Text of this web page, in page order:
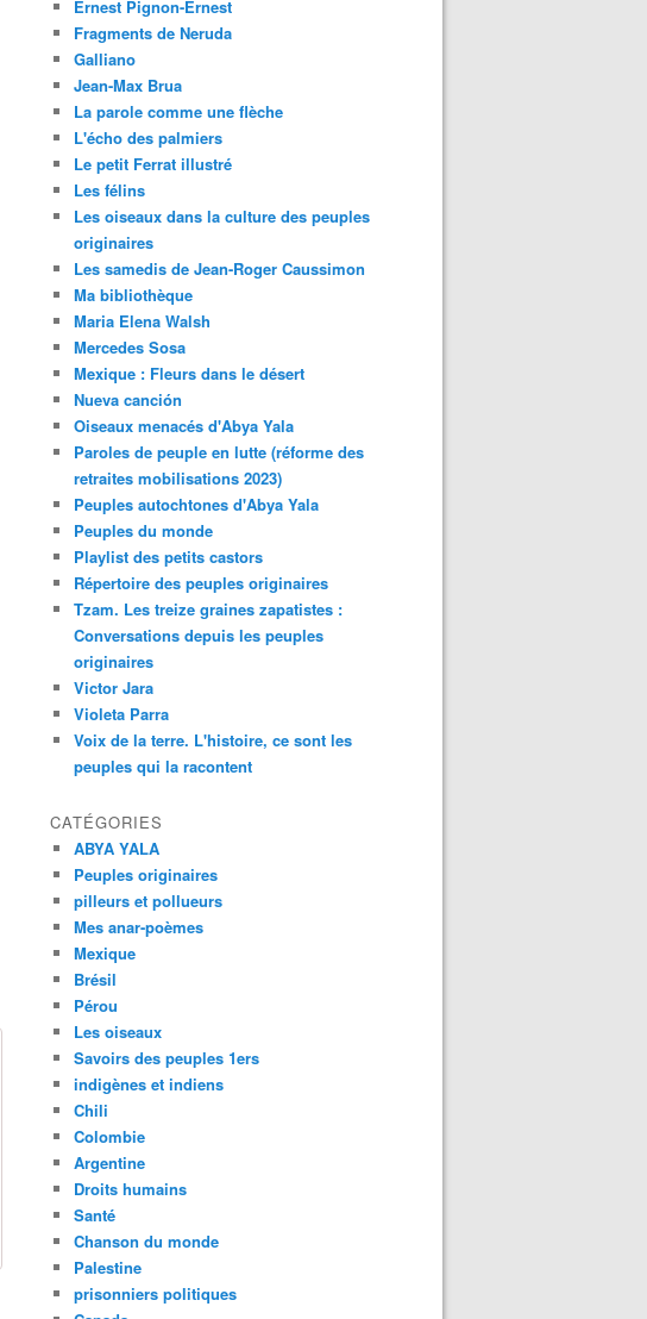
Ernest Pignon-Ernest
Fragments de Neruda
Galliano
Jean-Max Brua
La parole comme une flèche
L'écho des palmiers
Le petit Ferrat illustré
Les félins
Les oiseaux dans la culture des peuples
originaires
Les samedis de Jean-Roger Caussimon
Ma bibliothèque
Maria Elena Walsh
Mercedes Sosa
Mexique : Fleurs dans le désert
Nueva canción
Oiseaux menacés d'Abya Yala
Paroles de peuple en lutte (réforme des
retraites mobilisations 2023)
Peuples autochtones d'Abya Yala
Peuples du monde
Playlist des petits castors
Répertoire des peuples originaires
Tzam. Les treize graines zapatistes :
Conversations depuis les peuples
originaires
Victor Jara
Violeta Parra
Voix de la terre. L'histoire, ce sont les
peuples qui la racontent
CATÉGORIES
ABYA YALA
Peuples originaires
pilleurs et pollueurs
Mes anar-poèmes
Mexique
Brésil
Pérou
Les oiseaux
Savoirs des peuples 1ers
indigènes et indiens
Chili
Colombie
Argentine
Droits humains
Santé
Chanson du monde
Palestine
prisonniers politiques